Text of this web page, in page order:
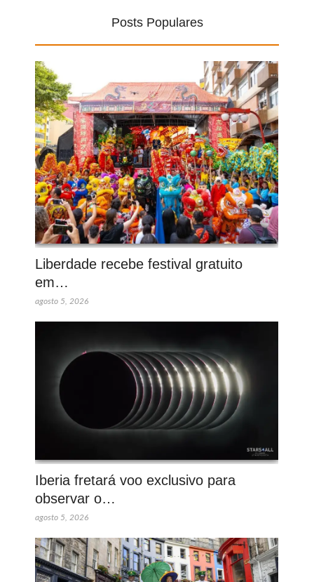
Posts Populares
Liberdade recebe festival gratuito
em…
agosto 5, 2026
Iberia fretará voo exclusivo para
observar o…
agosto 5, 2026